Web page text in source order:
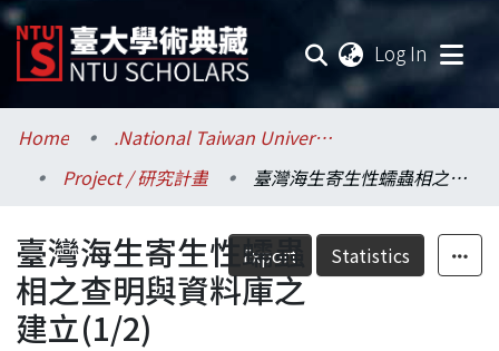
Log In
Communities & Collections
Research Outputs
Fundings & Projects
Researchers
Home
.National Taiwan University / 國立臺灣大學
Project / 研究計畫
臺灣海生寄生性蠕蟲相之查明與資料庫之建立(1/2)
Export Statistics
臺灣海生寄生性蠕蟲
相之查明與資料庫之
建立(1/2)